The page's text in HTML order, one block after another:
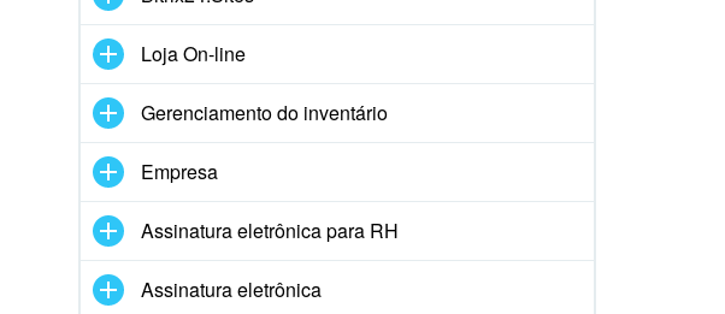
Loja On-line
Gerenciamento do inventário
Empresa
Assinatura eletrônica para RH
Assinatura eletrônica